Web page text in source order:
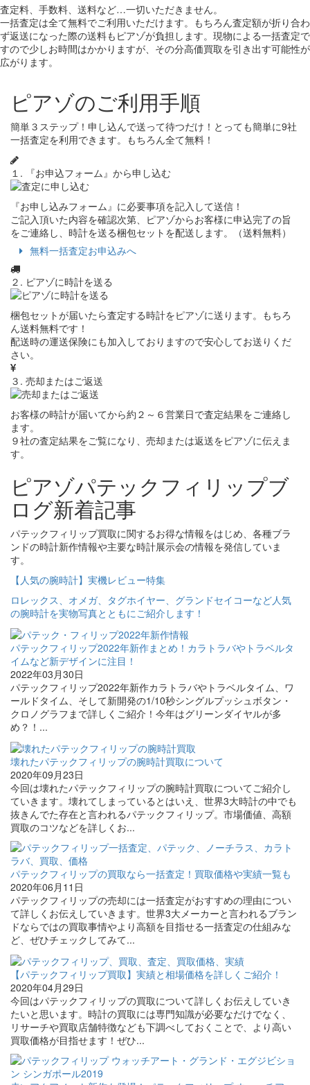
査定料、手数料、送料など…一切いただきません。
一括査定は全て無料でご利用いただけます。もちろん査定額が折り合わ
ず返送になった際の送料もピアゾが負担します。現物による一括査定で
すので少しお時間はかかりますが、その分高価買取を引き出す可能性が
広がります。
ピアゾのご利用手順
簡単３ステップ！申し込んで送って待つだけ！とっても簡単に9社
一括査定を利用できます。もちろん全て無料！
１. 『お申込フォーム』から申し込む
『お申し込みフォーム』に必要事項を記入して送信！
ご記入頂いた内容を確認次第、ピアゾからお客様に申込完了の旨
をご連絡し、時計を送る梱包セットを配送します。（送料無料）
無料一括査定お申込みへ
２. ピアゾに時計を送る
梱包セットが届いたら査定する時計をピアゾに送ります。もちろ
ん送料無料です！
配送時の運送保険にも加入しておりますので安心してお送りくだ
さい。
３. 売却またはご返送
お客様の時計が届いてから約２～６営業日で査定結果をご連絡し
ます。
９社の査定結果をご覧になり、売却または返送をピアゾに伝えま
す。
ピアゾパテックフィリップブ
ログ新着記事
パテックフィリップ買取に関するお得な情報をはじめ、各種ブラ
ンドの時計新作情報や主要な時計展示会の情報を発信していま
す。
【人気の腕時計】実機レビュー特集
ロレックス、オメガ、タグホイヤー、グランドセイコーなど人気
の腕時計を実物写真とともにご紹介します！
パテックフィリップ2022年新作まとめ！カラトラバやトラベルタ
イムなど新デザインに注目！
2022年03月30日
パテックフィリップ2022年新作カラトラバやトラベルタイム、ワ
ールドタイム、そして新開発の1/10秒シングルプッシュボタン・
クロノグラフまで詳しくご紹介！今年はグリーンダイヤルが多
め？！...
壊れたパテックフィリップの腕時計買取について
2020年09月23日
今回は壊れたパテックフィリップの腕時計買取についてご紹介し
ていきます。壊れてしまっているとはいえ、世界3大時計の中でも
抜きんでた存在と言われるパテックフィリップ。市場価値、高額
買取のコツなどを詳しくお...
パテックフィリップの買取なら一括査定！買取価格や実績一覧も
2020年06月11日
パテックフィリップの売却には一括査定がおすすめの理由につい
て詳しくお伝えしていきます。世界3大メーカーと言われるブラン
ドならではの買取事情やより高額を目指せる一括査定の仕組みな
ど、ぜひチェックしてみて...
【パテックフィリップ買取】実績と相場価格を詳しくご紹介！
2020年04月29日
今回はパテックフィリップの買取について詳しくお伝えしていき
たいと思います。時計の買取には専門知識が必要なだけでなく、
リサーチや買取店舗特徴なども下調べしておくことで、より高い
買取価格が目指せます！ぜひ...